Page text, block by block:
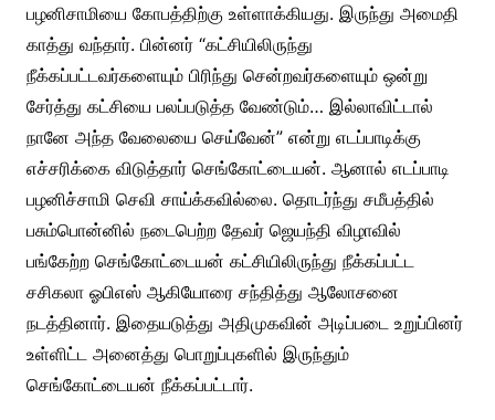
பழனிசாமியை கோபத்திற்கு உள்ளாக்கியது. இருந்து அமைதி
காத்து வந்தார். பின்னர் “கட்சியிலிருந்து
நீக்கப்பட்டவர்களையும் பிரிந்து சென்றவர்களையும் ஒன்று
சேர்த்து கட்சியை பலப்படுத்த வேண்டும்… இல்லாவிட்டால்
நானே அந்த வேலையை செய்வேன்” என்று எடப்பாடிக்கு
எச்சரிக்கை விடுத்தார் செங்கோட்டையன். ஆனால் எடப்பாடி
பழனிச்சாமி செவி சாய்க்கவில்லை. தொடர்ந்து சமீபத்தில்
பசும்பொன்னில் நடைபெற்ற தேவர் ஜெயந்தி விழாவில்
பங்கேற்ற செங்கோட்டையன் கட்சியிலிருந்து நீக்கப்பட்ட
சசிகலா ஓபிஎஸ் ஆகியோரை சந்தித்து ஆலோசனை
நடத்தினார். இதையடுத்து அதிமுகவின் அடிப்படை உறுப்பினர்
உள்ளிட்ட அனைத்து பொறுப்புகளில் இருந்தும்
செங்கோட்டையன் நீக்கப்பட்டார்.